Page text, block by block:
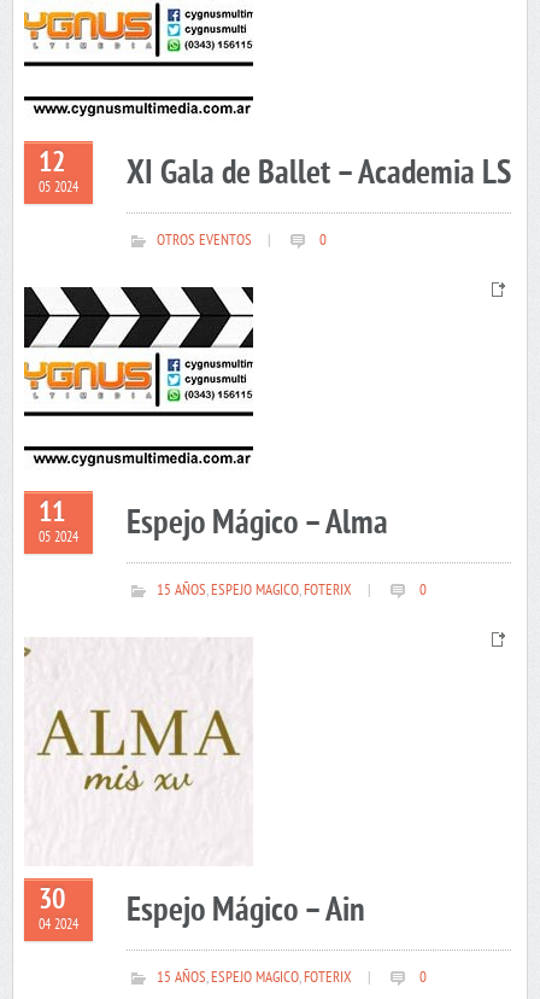
12
05 2024 XI Gala de Ballet – Academia LS
OTROS EVENTOS 0
11
05 2024 Espejo Mágico – Alma
15 AÑOS,ESPEJO MAGICO,FOTERIX 0
30
04 2024 Espejo Mágico – Ain
15 AÑOS,ESPEJO MAGICO,FOTERIX 0